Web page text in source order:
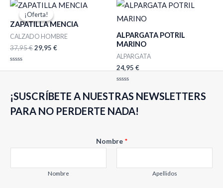
5
¡Oferta!
¡Oferta!
ZAPATILLA MENCIA
CALZADO HOMBRE
37,95€
El
precio
original
era:
37,95 €.
29,95 €
El
precio
es:
29,95 €.
ALPARGATA POTRIL
MARINO
ALPARGATA
24,95 €
con
0
5
¡SUSCRÍBETE A NUESTRAS NEWSLETTERS
PARA NO PERDERTE NADA!
m
Nombre *
Nombre Apellidos